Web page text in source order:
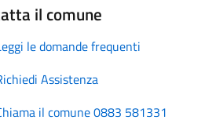
il comune
le domande frequenti
Assistenza
il comune 0883 581331